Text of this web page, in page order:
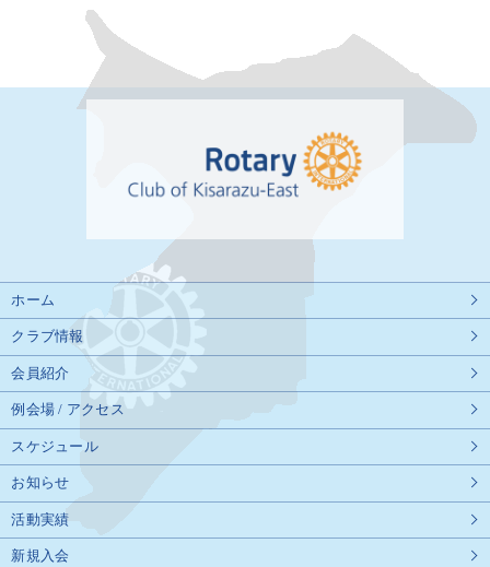
ホーム
クラブ情報
会員紹介
例会場 / アクセス
スケジュール
お知らせ
活動実績
新規入会